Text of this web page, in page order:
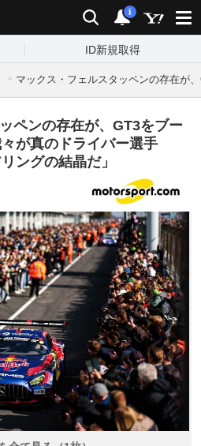
検索 通知
i
ID新規取得
マックス・フェルスタッペンの存在
ペンの存在が、GT3をブー
が真のドライバー選手
ングの結晶だ」